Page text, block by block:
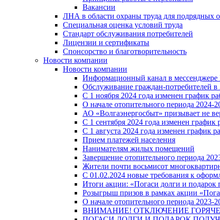
Вакансии
ЛНА в области охраны труда для подрядных
Специальная оценка условий труда
Стандарт обслуживания потребителей
Лицензии и сертификаты
Спонсорство и благотворительность
Новости компании
Новости компании
Информационный канал в
Обслуживание граждан-потребителей в
С 1 ноября 2024 года изменен график
О начале отопительного периода 2024-
АО «Волгаэнергосбыт» призывает не
С 1 сентября 2024 года изменен
С 1 августа 2024 года изменен график
Прием платежей населения
Нанимателям жилых помещений
Завершение отопительного периода
Жители почти восьмисот
С 01.02.2024 новые требования к
Итоги акции: «Погаси долги и подарок
Розыгрыш призов в рамках акции
О начале отопительного периода 2023-
ВНИМАНИЕ! ОТКЛЮЧЕНИЕ